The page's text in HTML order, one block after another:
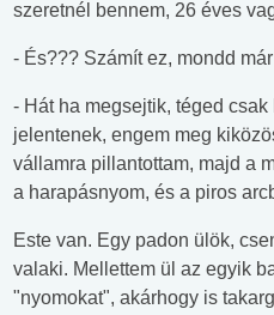
szeretnél bennem, 26 éves
- És??? Számít ez, mondd
- Hát ha megsejtik, téged
jelentenek, engem meg
vállamra pillantottam, majd a
a harapásnyom, és a piros
Este van. Egy padon ülök,
valaki. Mellettem ül az egyik
"nyomokat", akárhogy is